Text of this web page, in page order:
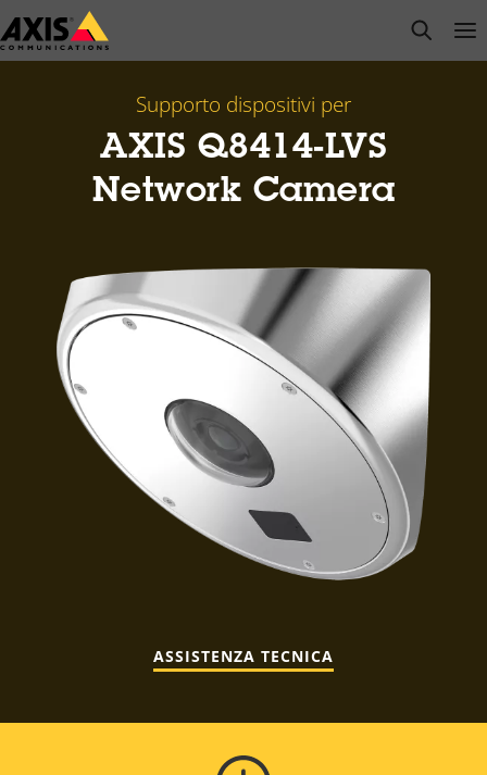
Salta
al
open
Supporto dispositivi per
AXIS Q8414-LVS
Network Camera
ASSISTENZA TECNICA